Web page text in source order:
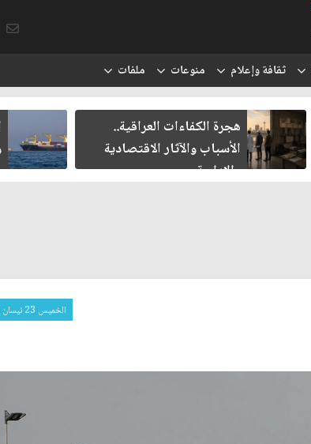
ثقافة وإعلام منوعات ملفات
انتقل الحوثيون من الخطابات
والتعبئة إلى العمل العسكري
الخميس 23 نيسان 2026